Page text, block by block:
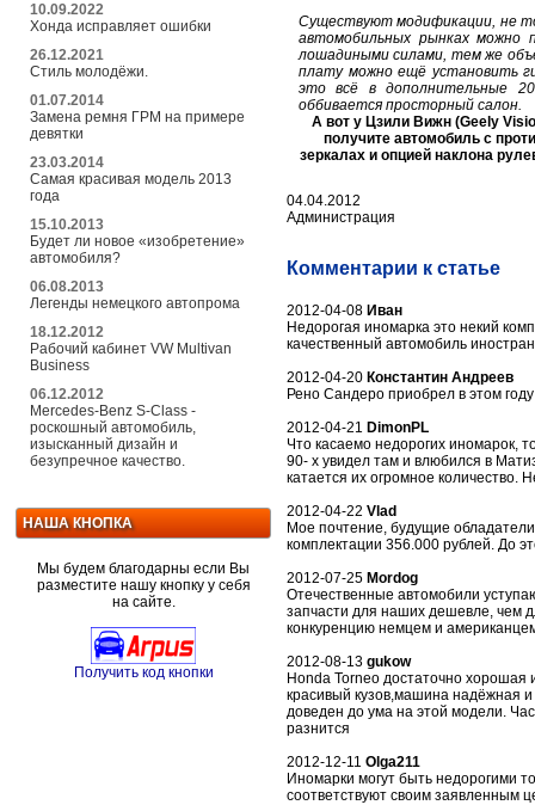
10.09.2022
Хонда исправляет ошибки
26.12.2021
Стиль молодёжи.
01.07.2014
Замена ремня ГРМ на примере
девятки
23.03.2014
Самая красивая модель 2013
года
15.10.2013
Будет ли новое «изобретение»
автомобиля?
06.08.2013
Легенды немецкого автопрома
18.12.2012
Рабочий кабинет VW Multivan
Business
06.12.2012
Mercedes-Benz S-Class -
роскошный автомобиль,
изысканный дизайн и
безупречное качество.
НАША КНОПКА
Мы будем благодарны если Вы
разместите нашу кнопку у себя
на сайте.
Получить код кнопки
Существуют модификации, не
автомобильных рынках можно
лошадиными силами, тем же
плату можно ещё установить
это всё в дополнительные
оббивается просторный салон.
А вот у Цзили Вижн (Geely
получите автомобиль с
зеркалах и опцией наклона
04.04.2012
Администрация
Комментарии к статье
2012-04-08 Иван
Недорогая иномарка это некий
качественный автомобиль
2012-04-20 Константин Андреев
Рено Сандеро приобрел в этом
2012-04-21 DimonPL
Что касаемо недорогих иномарок,
90- х увидел там и влюбился в
катается их огромное количество.
2012-04-22 Vlad
Мое почтение, будущие
комплектации 356.000 рублей. До
2012-07-25 Mordog
Отечественные автомобили
запчасти для наших дешевле, чем
конкуренцию немцем и
2012-08-13 gukow
Honda Torneo достаточно
красивый кузов,машина надёжная
доведен до ума на этой модели.
разнится
2012-12-11 Olga211
Иномарки могут быть недорогими
соответствуют своим заявленным